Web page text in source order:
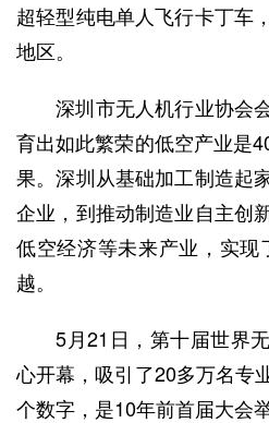
超轻型纯电单人飞行卡丁车
地区。
深圳市无人机行业协会
育出如此繁荣的低空产业是
果。深圳从基础加工制造起
企业，到推动制造业自主创
低空经济等未来产业，实现
越。
5月21日，第十届世界无
心开幕，吸引了20多万名专
个数字，是10年前首届大会